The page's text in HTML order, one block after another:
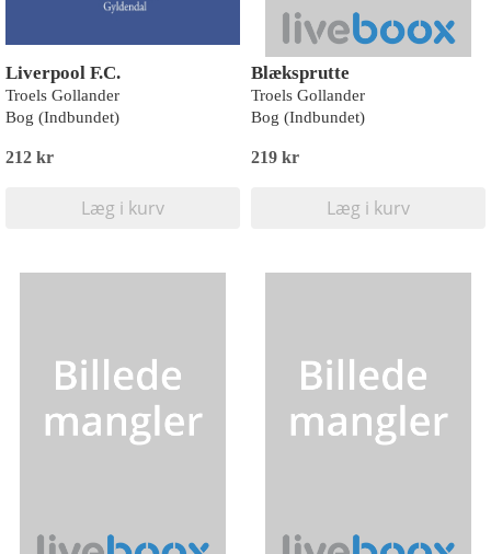
Liverpool F.C.
Troels Gollander
Bog (Indbundet)
212 kr
Læg i kurv
Blæksprutte
Troels Gollander
Bog (Indbundet)
219 kr
Læg i kurv